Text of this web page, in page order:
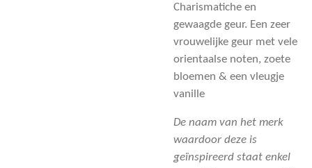
Charismatiche en
gewaagde geur. Een zeer
vrouwelijke geur met vele
orientaalse noten, zoete
bloemen & een vleugje
vanille
De naam van het merk
waardoor deze is
geïnspireerd staat enkel